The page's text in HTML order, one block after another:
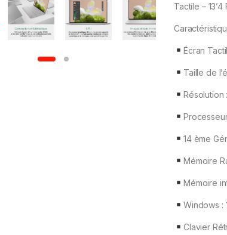
Tactile –
Écran
Taille de
Résolution
14 ème
Mémoire
Mémoire
Windows :
Clavier